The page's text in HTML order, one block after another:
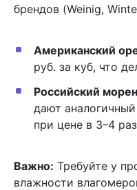
брендов (Weinig,
Американский
руб. за куб, что
Российский
дают
при цене в 3–4
Важно: Требуйте у
влажности